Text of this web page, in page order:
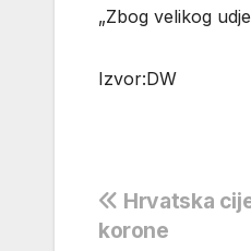
„Zbog velikog
Izvor:DW
Hrvatska
korone